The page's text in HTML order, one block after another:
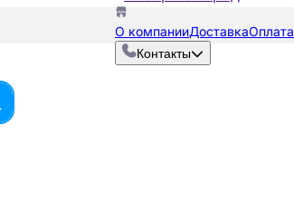
О компанииДоставкаОплата
Контакты